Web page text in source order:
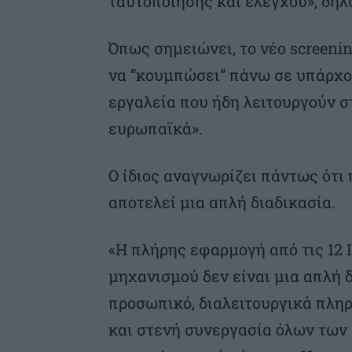
Όπως σημειώνει, το νέο
να “κουμπώσει” πάνω σε
εργαλεία που ήδη λειτουργούν
ευρωπαϊκά».
Ο ίδιος αναγνωρίζει πάντως
αποτελεί μια απλή διαδικασία.
«Η πλήρης εφαρμογή από τις 12
μηχανισμού δεν είναι μια απλή
προσωπικό, διαλειτουργικά
και στενή συνεργασία όλων